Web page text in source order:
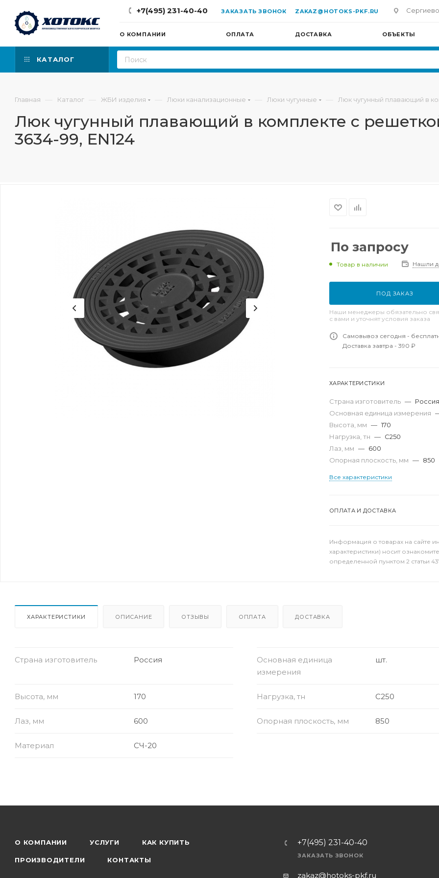
+7(495) 231-40-40 ЗАКАЗАТЬ ЗВОНОК ZAKAZ@HOTOKS-PKF.RU
О КОМПАНИИ ОПЛАТА ДОСТАВКА ОБЪЕКТЫ
КАТАЛОГ
Главная — Каталог — ЖБИ изделия — Люки канализационные — Люки чугунные — Люк чугунный плавающий в
Люк чугунный плавающий в комплекте с
3634-99, EN124
По запросу
Товар в наличии Нашли
ПОД ЗАКАЗ
Наши менеджеры обязательно
с вами и уточнят условия заказа
Самовывоз сегодня -
Доставка завтра - 390 ₽
ХАРАКТЕРИСТИКИ
Страна изготовитель — Россия
Основная единица измерения
Высота, мм — 170
Нагрузка, тн — C250
Лаз, мм — 600
Опорная плоскость, мм — 850
Все характеристики
ОПЛАТА И ДОСТАВКА
Информация о товарах на сайте
характеристики) носит
определенной пунктом 2 статьи
ХАРАКТЕРИСТИКИ ОПИСАНИЕ ОТЗЫВЫ ОПЛАТА ДОСТАВКА
Страна изготовитель Россия
Основная единица
измерения
шт.
Высота, мм 170 Нагрузка, тн C250
Лаз, мм 600 Опорная плоскость, мм 850
Материал СЧ-20
О КОМПАНИИ УСЛУГИ КАК КУПИТЬ
ПРОИЗВОДИТЕЛИ КОНТАКТЫ
+7(495) 231-40-40
ЗАКАЗАТЬ ЗВОНОК
zakaz@hotoks-pkf.ru